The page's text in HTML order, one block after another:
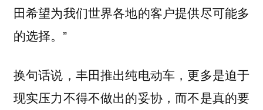
田希望为我们世界各地的客户提供尽可能多
的选择。”
换句话说，丰田推出纯电动车，更多是迫于
现实压力不得不做出的妥协，而不是真的要